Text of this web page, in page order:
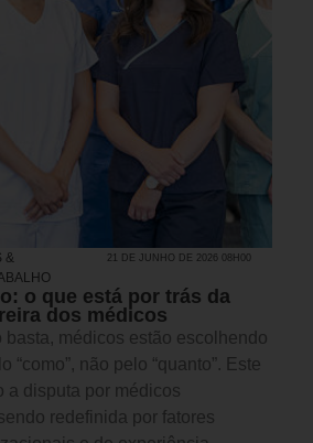
&
21 DE JUNHO DE 2026 08H00
o que está por trás da
dos médicos
basta, médicos estão escolhendo
“como”, não pelo “quanto”. Este
a disputa por médicos
redefinida por fatores